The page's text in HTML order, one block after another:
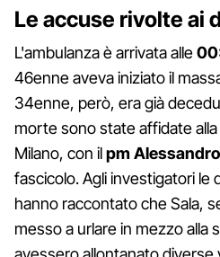
Le accuse rivolte ai
L'ambulanza è arrivata alle
46enne aveva iniziato il
34enne, però, era già
morte sono state affidate
Milano, con ilpm
fascicolo. Agli investigatori le
hanno raccontato che Sala,
messo a urlare in mezzo alla